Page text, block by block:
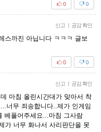
0
0
신고 | 공감 확인
스까진 아닙니다 ㅋㅋㅋ 글보
0
0
신고 | 공감 확인
마침 올린시간대가 맞아서 착
너무 죄송합니다..제가 인게임
베풀어주세요...마침 그사람
가 너무 화나서 사리판단을 못